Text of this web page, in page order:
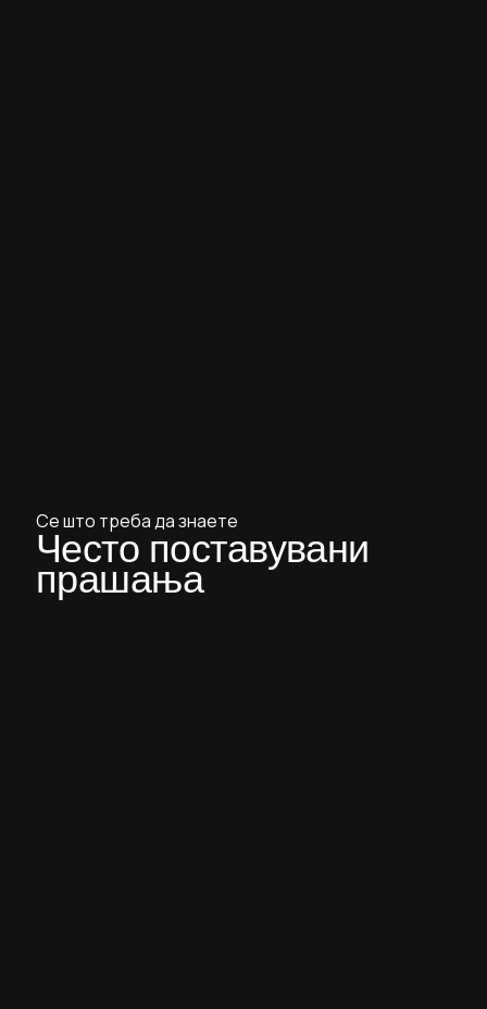
Се што треба да знаете
Често поставувани
прашања